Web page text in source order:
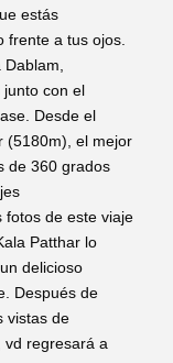
estás
frente a tus ojos.
Dablam,
con el
Desde el
(5180m), el mejor
de 360 grados
fotos de este viaje
Patthar lo
delicioso
Después de
vistas de
vd regresará a